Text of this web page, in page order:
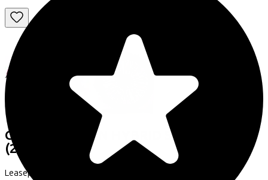
Cube
REACTION HYBRID SLX ALLROAD
(2025)
Leaseprijs p/m vanaf